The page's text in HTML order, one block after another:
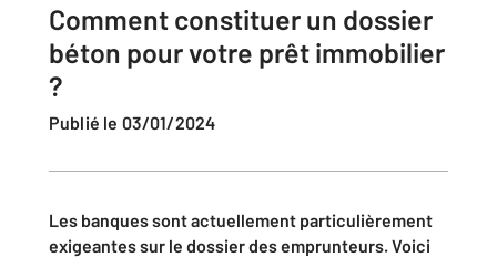
Comment constituer un dossier
béton pour votre prêt immobilier
?
Publié le 03/01/2024
Les banques sont actuellement particulièrement
exigeantes sur le dossier des emprunteurs. Voici